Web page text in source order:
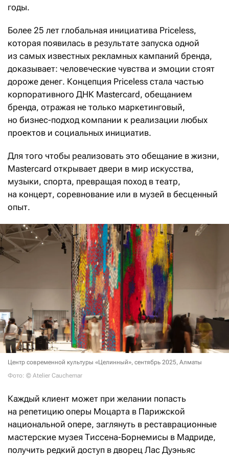
годы.
Более 25 лет глобальная инициатива Priceless,
которая появилась в результате запуска одной
из самых известных рекламных кампаний бренда,
доказывает: человеческие чувства и эмоции стоят
дороже денег. Концепция Priceless стала частью
корпоративного ДНК Mastercard, обещанием
бренда, отражая не только маркетинговый,
но бизнес-подход компании к реализации любых
проектов и социальных инициатив.
Для того чтобы реализовать это обещание в жизни,
Mastercard открывает двери в мир искусства,
музыки, спорта, превращая поход в театр,
на концерт, соревнование или в музей в бесценный
опыт.
Центр современной культуры «Целинный», сентябрь 2025, Алматы
Фото: © Atelier Cauchemar
Каждый клиент может при желании попасть
на репетицию оперы Моцарта в Парижской
национальной опере, заглянуть в реставрационные
мастерские музея Тиссена-Борнемисы в Мадриде,
получить редкий доступ в дворец Лас Дуэньяс